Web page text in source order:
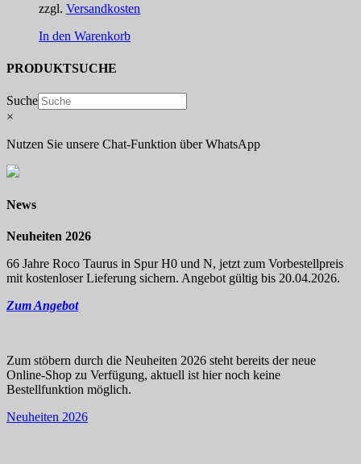
zzgl. Versandkosten
In den Warenkorb
PRODUKTSUCHE
Suche
×
Nutzen Sie unsere Chat-Funktion über WhatsApp
News
Neuheiten 2026
66 Jahre Roco Taurus in Spur H0 und N, jetzt zum Vorbestellpreis
mit kostenloser Lieferung sichern. Angebot gültig bis 20.04.2026.
Zum Angebot
Zum stöbern durch die Neuheiten 2026 steht bereits der neue
Online-Shop zu Verfügung, aktuell ist hier noch keine
Bestellfunktion möglich.
Neuheiten 2026